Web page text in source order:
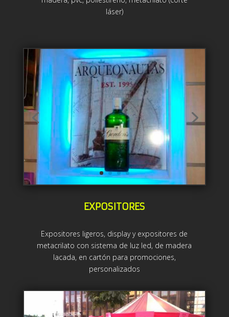
láser)
EXPOSITORES
Expositores ligeros, display y expositores de
metacrilato con sistema de luz led, de madera
lacada, en cartón para promociones,
personalizados